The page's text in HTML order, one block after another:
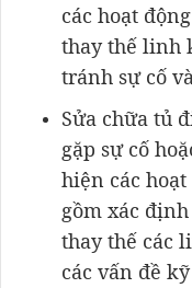
các hoạt
thay thế linh
tránh sự cố
Sửa chữa tủ
gặp sự cố
hiện các
gồm xác
thay thế các
các vấn đề